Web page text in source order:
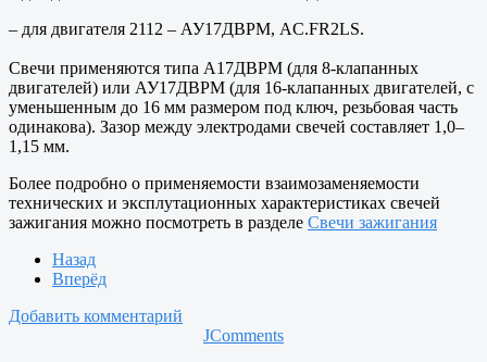
– для двигателя 2112 – АУ17ДВРМ, AC.FR2LS.
Свечи применяются типа А17ДВРМ (для 8-клапанных
двигателей) или АУ17ДВРМ (для 16-клапанных двигателей, с
уменьшенным до 16 мм размером под ключ, резьбовая часть
одинакова). Зазор между электродами свечей составляет 1,0–
1,15 мм.
Более подробно о применяемости взаимозаменяемости
технических и эксплутационных характеристиках свечей
зажигания можно посмотреть в разделе Свечи зажигания
Назад
Вперёд
Добавить комментарий
JComments